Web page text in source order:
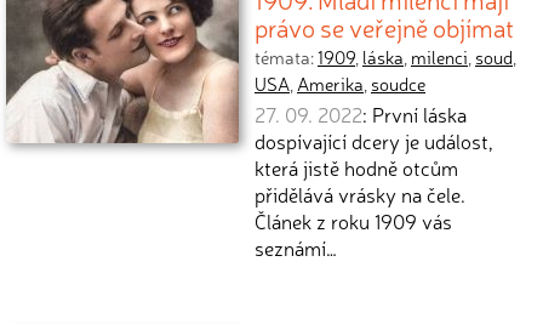
právo se veřejně objímat
témata:1909, láska, milenci, soud,
USA,Amerika, soudce
27. 09. 2022: První láska
dospívající dcery je událost,
která jistě hodně otcům
přidělává vrásky na čele.
Článek z roku 1909 vás
seznámí…